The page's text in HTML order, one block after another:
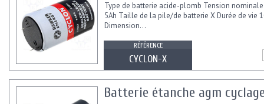
Type de batterie acide-plomb Tension nominale
5Ah Taille de la pile/de batterie X Durée de vie
Dimension...
RÉFÉRENCE
CYCLON-X
Batterie étanche agm